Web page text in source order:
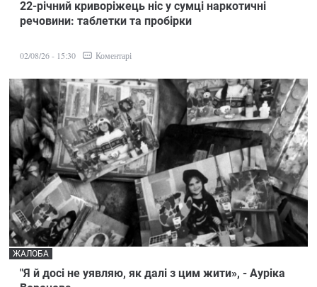
22-річний криворіжець ніс у сумці наркотичні
речовини: таблетки та пробірки
02/08/26 - 15:30 Коментарі
"Я й досі не уявляю, як далі з цим жити», - Ауріка
ЖАЛОБА